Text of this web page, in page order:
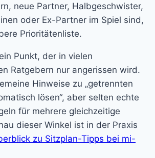
neue Partner, Halbgeschwister,
oder Ex-Partner im Spiel sind,
Prioritätenliste.
Punkt, der in vielen
Ratgebern nur angerissen wird.
Hinweise zu „getrennten
lösen“, aber selten echte
für mehrere gleichzeitige
dieser Winkel ist in der Praxis
zu Sitzplan-Tipps bei mi-